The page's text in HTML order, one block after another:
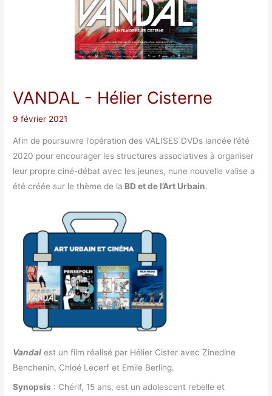
VANDAL - Hélier Cisterne
9 février 2021
Afin de poursuivre l’opération des VALISES DVDs lancée l’été
2020 pour encourager les structures associatives à organiser
leur propre ciné-débat avec les jeunes, nune nouvelle valise a
été créée sur le thème de la BD et de l’Art Urbain.
Vandal est un film réalisé par Hélier Cister avec Zinedine
Benchenin, Chloé Lecerf et Emile Berling.
Synopsis : Chérif, 15 ans, est un adolescent rebelle et